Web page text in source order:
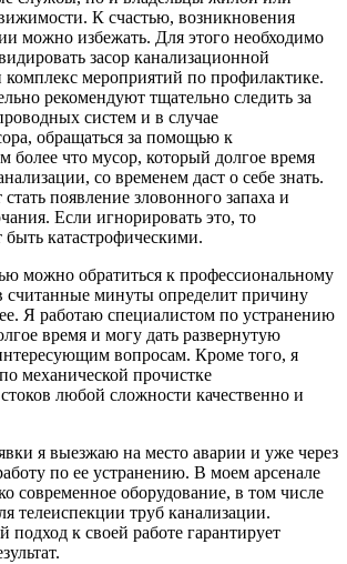
К счастью, возникновения
можно избежать. Для этого необходимо
засор канализационной
комплекс мероприятий по профилактике.
рекомендуют тщательно следить за
систем и в случае
обращаться за помощью к
более что мусор, который долгое время
со временем даст о себе знать.
появление зловонного запаха и
Если игнорировать это, то
быть катастрофическими.
можно обратиться к профессиональному
считанные минуты определит причину
Я работаю специалистом по устранению
время и могу дать развернутую
вопросам. Кроме того, я
механической прочистке
любой сложности качественно и
я выезжаю на место аварии и уже через
по ее устранению. В моем арсенале
современное оборудование, в том числе
телеиспекции труб канализации.
к своей работе гарантирует